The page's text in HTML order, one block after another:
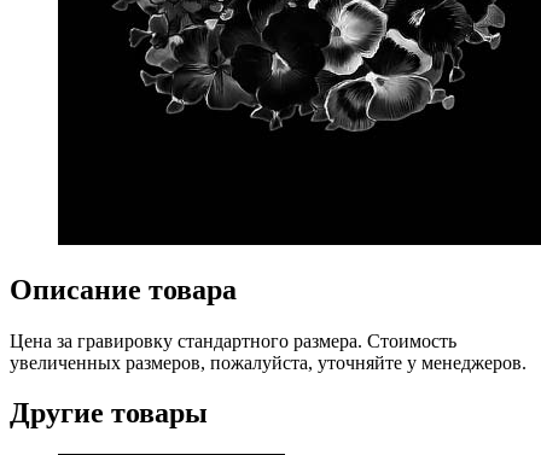
Описание товара
Цена за гравировку стандартного размера. Стоимость
увеличенных размеров, пожалуйста, уточняйте у менеджеров.
Другие товары